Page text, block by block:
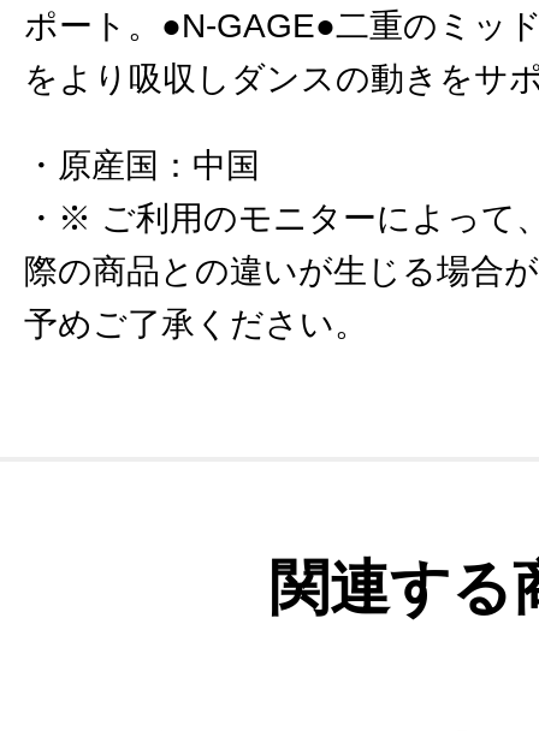
ポート。●N-GAGE●二重のミッ
をより吸収しダンスの動きをサ
原産国 ： 中国
※ ご利用のモニターによって
際の商品との違いが生じる場合
予めご了承ください。
関連する